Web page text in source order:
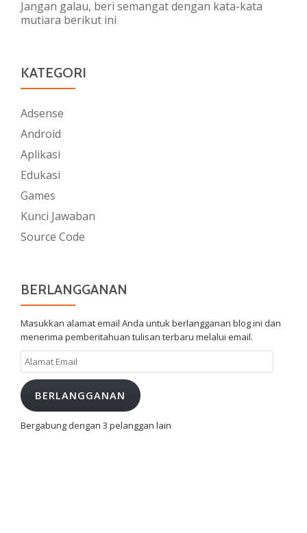
Jangan galau, beri semangat dengan kata-kata
mutiara berikut ini
KATEGORI
Adsense
Android
Aplikasi
Edukasi
Games
Kunci Jawaban
Source Code
BERLANGGANAN
Masukkan alamat email Anda untuk berlangganan blog ini dan
menerima pemberitahuan tulisan terbaru melalui email.
Alamat
Email
BERLANGGANAN
Bergabung dengan 3 pelanggan lain